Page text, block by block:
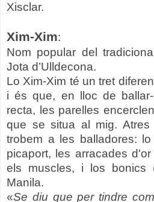
Xisclar.
Xim-Xim:
Nom popular del
Jota d’Ulldecona.
Lo Xim-Xim té un tret
i és que, en lloc de
recta, les parelles
que se situa al mig. Atres
trobem a les balladores:
picaport, les arracades
els muscles, i los bonics
Manila.
«Se diu que per tindre